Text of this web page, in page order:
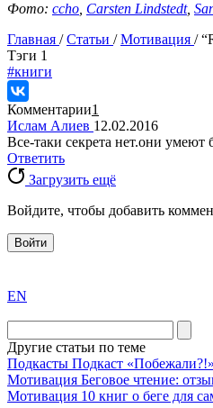
Фото: ccho Carsten Lindstedt,
Главная /Статьи /Мотивация /
Tэги 1
#книги
Комментарии1
Ислам Алиев 12.02.2016
Все-таки секрета нет.они
Ответить
Загрузить ещё
Войдите, чтобы добавить
Войти
the
division
agent
watch
replica
showcases
EN
Другие статьи по теме
Подкасты Подкаст
Мотивация Беговое чтение:
Мотивация 10 книг о беге для